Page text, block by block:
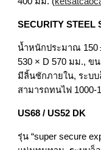
SECURITY STEEL
น้ำหนักประมาณ 150
530 × D 570 มม., ข
มีลิ้นชักภายใน, ระบ
สามารถทนไฟ
US68 / US52 DK
รุ่น “super secure